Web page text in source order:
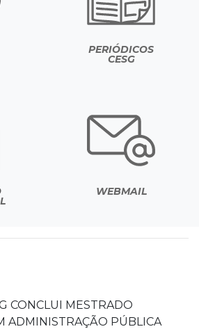
PERIÓDICOS
CESG
WEBMAIL
CONCLUI MESTRADO
ADMINISTRAÇÃO PÚBLICA